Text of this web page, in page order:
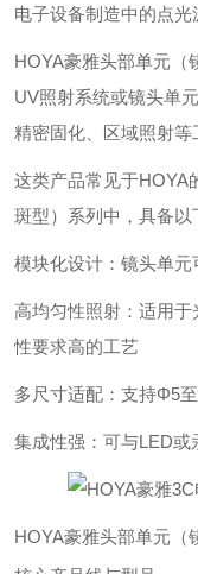
电子设备制造中的点光
HOYA豪雅头部单元（
UV照射系统或镜头单
精密固化、区域照射等
这类产品常见于HOYA
斑型）系列中，具备以
模块化设计‌：镜头单
高均匀性照射‌：适用
性要求高的工艺
多尺寸适配‌：支持Φ5
集成性强‌：可与LED或
HOYA豪雅头部单元（